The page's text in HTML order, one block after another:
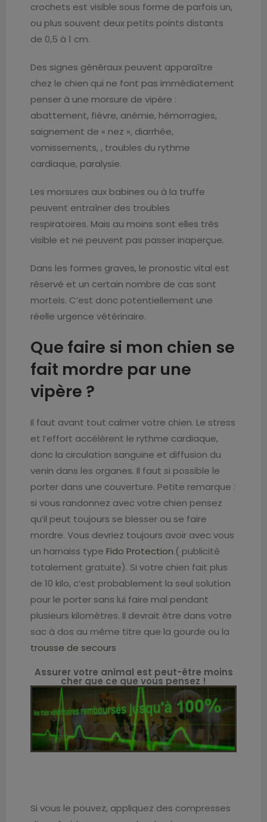
crochets est visible sous forme de parfois un,
ou plus souvent deux petits points distants
de 0,5 à 1 cm.
Des signes généraux peuvent apparaître
chez le chien qui ne font pas immédiatement
penser à une morsure de vipère :
abattement, fièvre, anémie, hémorragies,
saignement de « nez », diarrhée,
vomissements, , troubles du rythme
cardiaque, paralysie.
Les morsures aux babines ou à la truffe
peuvent entraîner des troubles
respiratoires. Mais au moins sont elles très
visible et ne peuvent pas passer inaperçue.
Dans les formes graves, le pronostic vital est
réservé et un certain nombre de cas sont
mortels. C’est donc potentiellement une
réelle urgence vétérinaire.
Que faire si mon chien se
fait mordre par une
vipère ?
Il faut avant tout calmer votre chien. Le stress
et l’effort accélèrent le rythme cardiaque,
donc la circulation sanguine et diffusion du
venin dans les organes. Il faut si possible le
porter dans une couverture. Petite remarque :
si vous randonnez avec votre chien pensez
qu’il peut toujours se blesser ou se faire
mordre. Vous devriez toujours avoir avec vous
un harnaiss type Fido Protection.( publicité
totalement gratuite). Si votre chien fait plus
de 10 kilo, c’est probablement la seul solution
pour le porter sans lui faire mal pendant
plusieurs kilomètres. Il devrait être dans votre
sac à dos au même titre que la gourde ou la
trousse de secours
Assurer votre animal est peut-être moins
cher que ce que vous pensez !
Si vous le pouvez, appliquez des compresses